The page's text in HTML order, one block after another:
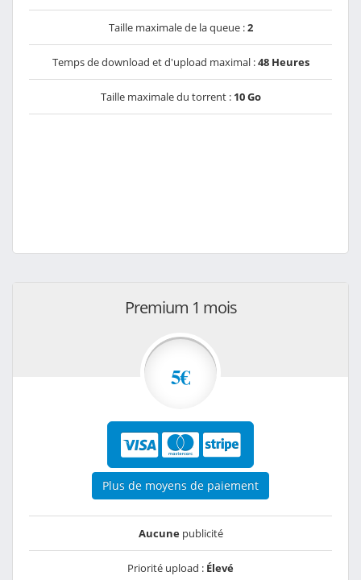
Taille maximale de la queue :2
Temps de download et d'upload maximal :48 Heures
Taille maximale du torrent : 10 Go
Premium 1 mois
5€
Plus de moyens de paiement
Aucunepublicité
Priorité upload : Élevé